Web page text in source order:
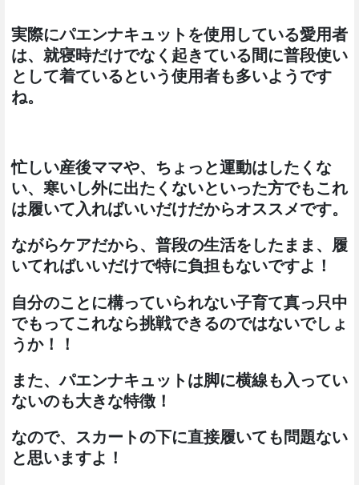
実際にパエンナキュットを使用している愛用者
は、就寝時だけでなく起きている間に普段使い
として着ているという使用者も多いようです
ね。
忙しい産後ママや、ちょっと運動はしたくな
い、寒いし外に出たくないといった方でもこれ
は履いて入ればいいだけだからオススメです。
ながらケアだから、普段の生活をしたまま、履
いてればいいだけで特に負担もないですよ！
自分のことに構っていられない子育て真っ只中
でもってこれなら挑戦できるのではないでしょ
うか！！
また、パエンナキュットは脚に横線も入ってい
ないのも大きな特徴！
なので、スカートの下に直接履いても問題ない
と思いますよ！